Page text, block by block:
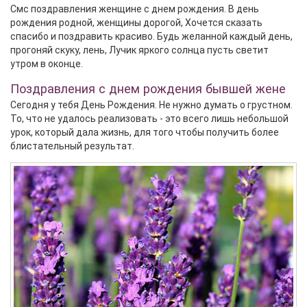
Смс поздравления женщине с днем рождения. В день
рождения родной, женщины дорогой, Хочется сказать
спасибо и поздравить красиво. Будь желанной каждый день,
прогоняй скуку, лень, Лучик яркого солнца пусть светит
утром в оконце.
Поздравления с днем рождения бывшей жене
Сегодня у тебя День Рождения. Не нужно думать о грустном.
То, что не удалось реализовать - это всего лишь небольшой
урок, который дала жизнь, для того чтобы получить более
блистательный результат.